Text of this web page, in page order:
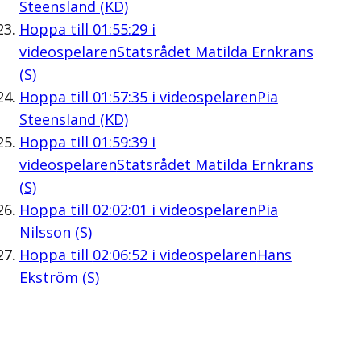
Steensland (KD)
Hoppa till 01:55:29i
videospelarenStatsrådet Matilda Ernkrans
(S)
Hoppa till 01:57:35i videospelarenPia
Steensland (KD)
Hoppa till 01:59:39i
videospelarenStatsrådet Matilda Ernkrans
(S)
Hoppa till 02:02:01 i videospelarenPia
Nilsson (S)
Hoppa till 02:06:52 i videospelarenHans
Ekström (S)